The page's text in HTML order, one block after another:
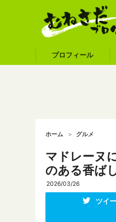
プロフィール
ホーム グルメ
マドレーヌ
のある香ば
2026/03/26
ツイ